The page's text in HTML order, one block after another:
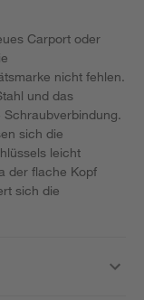
Carport oder
nicht fehlen.
und das
sich die
leicht
der flache Kopf
sich die